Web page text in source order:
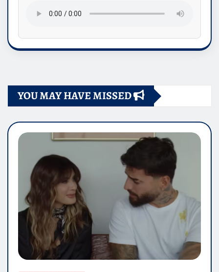
YOU MAY HAVE MISSED